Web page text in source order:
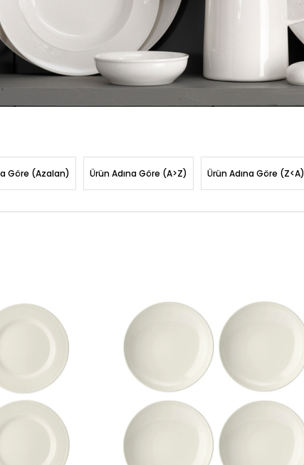
Göre (Azalan) Ürün Adına Göre (A>Z) Ürün Adına Göre (Z<A)